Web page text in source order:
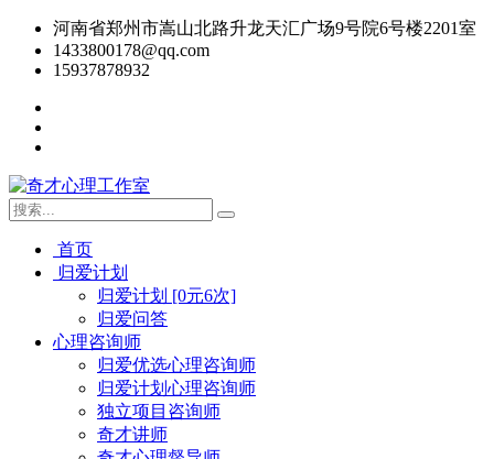
河南省郑州市嵩山北路升龙天汇广场9号院6号楼2201室
1433800178@qq.com
15937878932
首页
归爱计划
归爱计划 [0元6次]
归爱问答
心理咨询师
归爱优选心理咨询师
归爱计划心理咨询师
独立项目咨询师
奇才讲师